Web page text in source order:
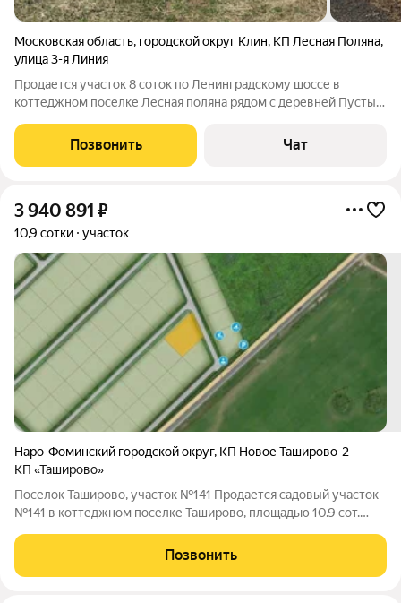
Московская область, городской округ Клин, КП Лесная Поляна,
улица 3-я Линия
Продается участок 8 соток по Ленинградскому шоссе в
коттеджном поселке Лесная поляна рядом с деревней Пустые
отдаленном от федеральных трасс месте, примерно в 8 км к
юго-востоку от города Клин, 58 км от
Позвонить Чат
3 940 891 ₽
10,9 сотки участок
Наро-Фоминский городской округ, КП Новое Таширово-2
КП «Таширово»
Поселок Таширово, участок №141 Продается садовый участок
№141 в коттеджном поселке Таширово, площадью 10.9 сот.
шоссе. По границе участка подключены следующие
коммуникации: электричество. В
Позвонить